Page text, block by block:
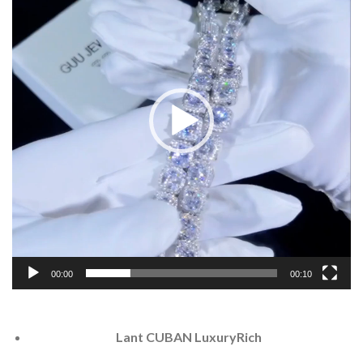
279,00 lei.
00:00 00:10
Lant CUBAN LuxuryRich